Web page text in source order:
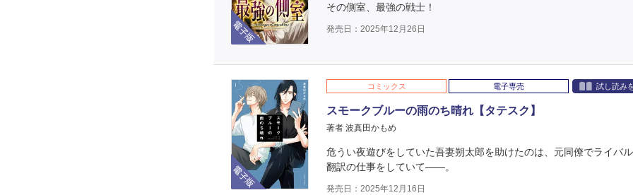
電子版
その側室、最強の戦士！
発売日：2025年12月26日
電子版
コミックス 電子専売 試し読み
スモークブルーの雨のち晴れ【タテスク】
著者 波真田かもめ
危うい夜遊びをしていた吾妻朔太郎を助けたのは、元同僚でライバ
翻訳の仕事をしていて――。
発売日：2025年12月16日